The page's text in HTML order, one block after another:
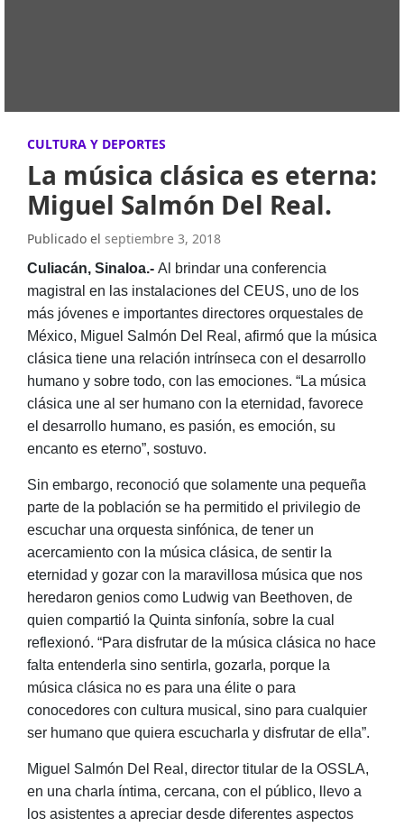
CULTURA Y DEPORTES
La música clásica es eterna:
Miguel Salmón Del Real.
Publicado el septiembre 3, 2018
Culiacán, Sinaloa.- Al brindar una conferencia
magistral en las instalaciones del CEUS, uno de los
más jóvenes e importantes directores orquestales de
México, Miguel Salmón Del Real, afirmó que la música
clásica tiene una relación intrínseca con el desarrollo
humano y sobre todo, con las emociones. “La música
clásica une al ser humano con la eternidad, favorece
el desarrollo humano, es pasión, es emoción, su
encanto es eterno”, sostuvo.
Sin embargo, reconoció que solamente una pequeña
parte de la población se ha permitido el privilegio de
escuchar una orquesta sinfónica, de tener un
acercamiento con la música clásica, de sentir la
eternidad y gozar con la maravillosa música que nos
heredaron genios como Ludwig van Beethoven, de
quien compartió la Quinta sinfonía, sobre la cual
reflexionó. “Para disfrutar de la música clásica no hace
falta entenderla sino sentirla, gozarla, porque la
música clásica no es para una élite o para
conocedores con cultura musical, sino para cualquier
ser humano que quiera escucharla y disfrutar de ella”.
Miguel Salmón Del Real, director titular de la OSSLA,
en una charla íntima, cercana, con el público, llevo a
los asistentes a apreciar desde diferentes aspectos